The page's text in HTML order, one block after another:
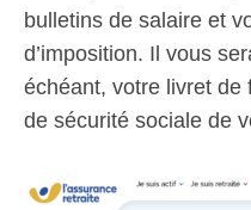
bulletins de salaire et
d’imposition. Il vous
échéant, votre livret de
de sécurité sociale de